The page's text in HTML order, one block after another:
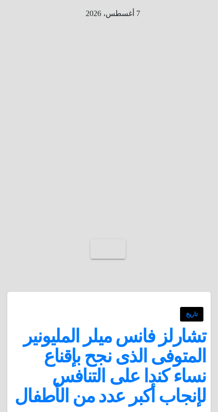
7 أغسطس، 2026
تاريخ
تشارلز فانس ميلر المليونير
المتوفى الذى نجح بإقناع
نساء كندا على التنافس
لإنجاب أكبر عدد من الأطفال